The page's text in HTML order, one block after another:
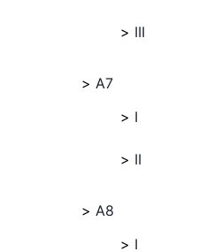
III
A7
I
II
A8
I